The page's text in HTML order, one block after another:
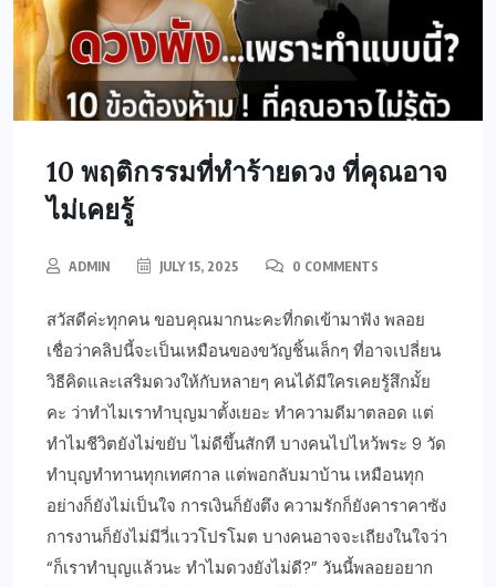
10 พฤติกรรมที่ทำร้ายดวง ที่คุณอาจ
ไม่เคยรู้
ADMIN JULY 15, 2025 0 COMMENTS
สวัสดีค่ะทุกคน ขอบคุณมากนะคะที่กดเข้ามาฟัง พลอย
เชื่อว่าคลิปนี้จะเป็นเหมือนของขวัญชิ้นเล็กๆ ที่อาจเปลี่ยน
วิธีคิดและเสริมดวงให้กับหลายๆ คนได้มีใครเคยรู้สึกมั้ย
คะ ว่าทำไมเราทำบุญมาตั้งเยอะ ทำความดีมาตลอด แต่
ทำไมชีวิตยังไม่ขยับ ไม่ดีขึ้นสักที บางคนไปไหว้พระ 9 วัด
ทำบุญทำทานทุกเทศกาล แต่พอกลับมาบ้าน เหมือนทุก
อย่างก็ยังไม่เป็นใจ การเงินก็ยังตึง ความรักก็ยังคาราคาซัง
การงานก็ยังไม่มีวี่แววโปรโมต บางคนอาจจะเถียงในใจว่า
“ก็เราทำบุญแล้วนะ ทำไมดวงยังไม่ดี?” วันนี้พลอยอยาก